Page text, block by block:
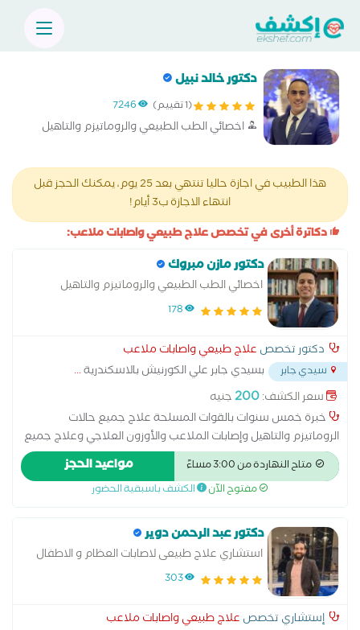
دكتور خالد نبيل
(1 تقييم) 7246
اخصائي الطب الطبيعي والروماتيزم والتاهيل
هذا الطبيب في اجازة حاليا تنتهي بعد 25 يوم، يمكنك الحجز قبل
انتهاء الاجازة ب3 أيام!
دكاترة أخرى في تخصص علاج طبيعي واصابات ملاعب:
دكتور مازن مبروك
اخصائي الطب الطبيعي والروماتيزم والتاهيل
178
دكتور تخصص علاج طبيعي واصابات ملاعب
سيدي جابر بسيدي جابر علي الكورنيش بالاسكندرية...
سعر الكشف:200جنيه
خبرة خمس سنوات بالقوات المسلحة علاج جميع حالات
الروماتيزم والتاهيل وإصابات الملاعب والأوزون العلاجي وعلاج جميع
حالات الأطفال وكبار السن وعلاج العقم روف وخشونة المفاصل
والام المفاصل اصابات الملاعب الابر الجافة الام الظهر الحجامة
العلاجية الشلل بأنواعه تاهيل اصابات المخ والاعصاب وعلاج الجلطات
علاج أمراض المفاصل علاج الام الفقرات علاج تمزق الاربطة والشد
العضل وعلاج حالات الأوزون وجميع أنواع الزيارات المنزلية
……………………………..،،،،،،،؛،؛؛،،،،،،،
متاح النهاردة من 3:00 مساءً مواعيد الحجز
مفتوح الآن الكشف باسبقية الحضور
دكتور عبد الرحمن دوير
استشاري علاج طبيعى لاصابات العظام و الاطفال
303
إستشاري تخصص علاج طبيعي واصابات ملاعب